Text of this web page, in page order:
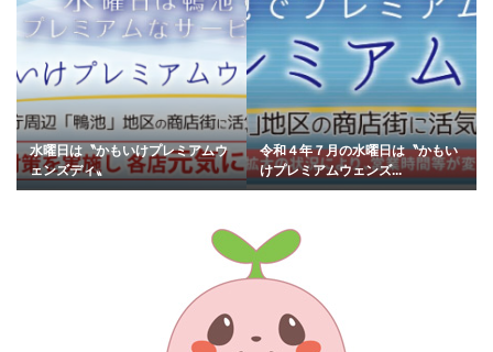
水曜日は〝かもいけプレミアムウ
ェンズディ〟
令和４年７月の水曜日は〝かもい
けプレミアムウェンズ...